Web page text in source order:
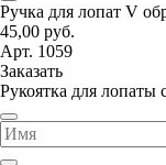
Ручка для лопат V
45,00 руб.
Арт. 1059
Заказать
Рукоятка для